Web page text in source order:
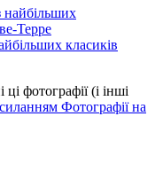
класиків
фотографії (і інші
Фотографії на